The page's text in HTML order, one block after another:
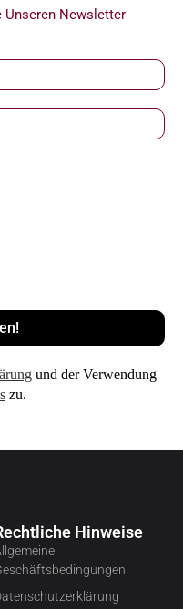
Unseren Newsletter
und der Verwendung
zu.
Hinweise